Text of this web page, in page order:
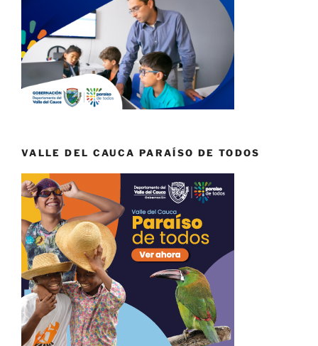
VALLE DEL CAUCA PARAÍSO DE TODOS